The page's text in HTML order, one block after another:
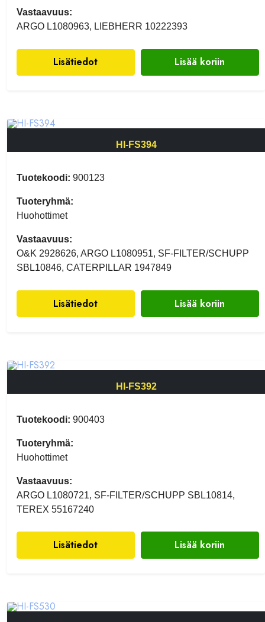
Vastaavuus:
ARGO L1080963, LIEBHERR 10222393
Lisätiedot Lisää koriin
HI-FS394
Tuotekoodi: 900123
Tuoteryhmä:
Huohottimet
Vastaavuus:
O&K 2928626, ARGO L1080951, SF-FILTER/SCHUPP
SBL10846, CATERPILLAR 1947849
Lisätiedot Lisää koriin
HI-FS392
Tuotekoodi: 900403
Tuoteryhmä:
Huohottimet
Vastaavuus:
ARGO L1080721, SF-FILTER/SCHUPP SBL10814,
TEREX 55167240
Lisätiedot Lisää koriin